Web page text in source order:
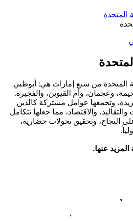
المتحدة
المتحدة من سبع إمارات هي: أبوظبي
وعجمان، وأم القيوين، والفجيرة.
وتجمعها عوامل مشتركة كالدين
والتقاليد، والاقتصاد، مما جعلها تتكامل
النجاح، وتحقيق تحولات حضارية،
المزيد عنها.